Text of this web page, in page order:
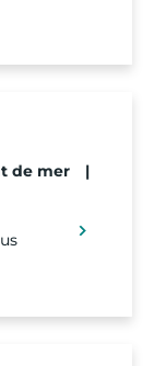
de mer
|